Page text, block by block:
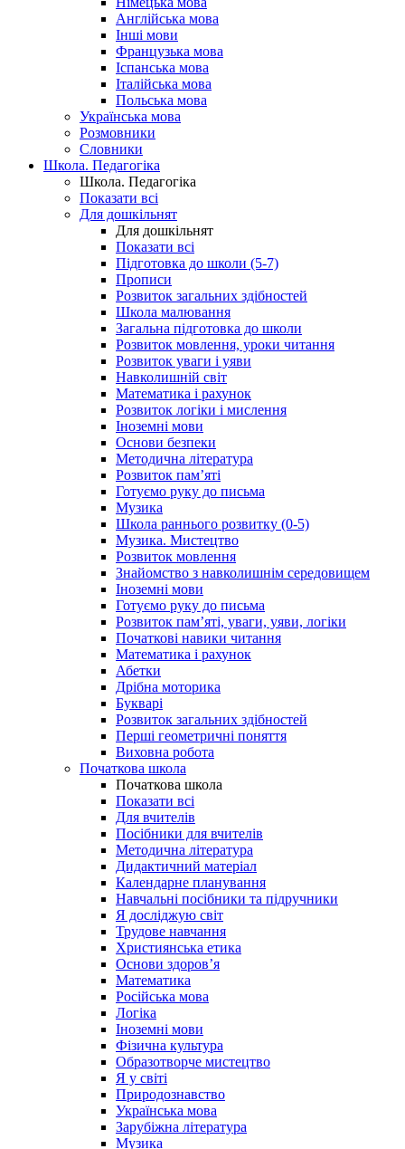
Англійська мова
Інші мови
Французька мова
Іспанська мова
Італійська мова
Польська мова
Українська мова
Розмовники
Словники
Школа. Педагогіка
Школа. Педагогіка
Показати всі
Для дошкільнят
Для дошкільнят
Показати всі
Підготовка до школи (5-7)
Прописи
Розвиток загальних здібностей
Школа малювання
Загальна підготовка до школи
Розвиток мовлення, уроки читання
Розвиток уваги і уяви
Навколишній світ
Математика і рахунок
Розвиток логіки і мислення
Іноземні мови
Основи безпеки
Методична література
Розвиток пам’яті
Готуємо руку до письма
Музика
Школа раннього розвитку (0-5)
Музика. Мистецтво
Розвиток мовлення
Знайомство з навколишнім середовищем
Іноземні мови
Готуємо руку до письма
Розвиток пам’яті, уваги, уяви, логіки
Початкові навики читання
Математика і рахунок
Абетки
Дрібна моторика
Букварі
Розвиток загальних здібностей
Перші геометричні поняття
Виховна робота
Початкова школа
Початкова школа
Показати всі
Для вчителів
Посібники для вчителів
Методична література
Дидактичний матеріал
Календарне планування
Навчальні посібники та підручники
Я досліджую світ
Трудове навчання
Християнська етика
Основи здоров’я
Математика
Російська мова
Логіка
Іноземні мови
Фізична культура
Образотворче мистецтво
Я у світі
Природознавство
Українська мова
Зарубіжна література
Музика